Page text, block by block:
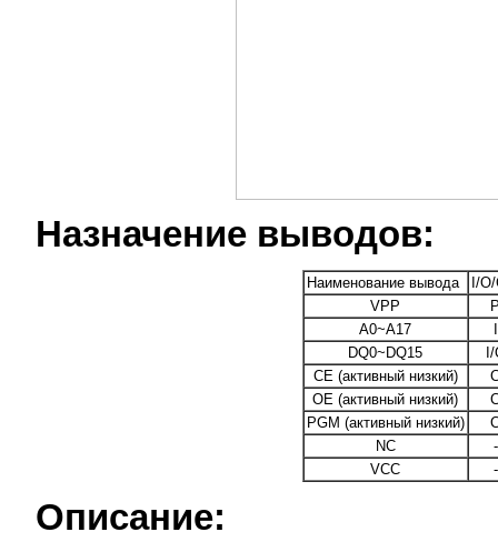
Назначение выводов:
Наименование вывода
I/
VPP
A0~A17
DQ0~DQ15
CE (активный низкий)
OE (активный низкий)
PGM (активный низкий)
NC
-
VCC
-
Описание: